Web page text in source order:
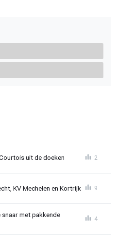
uit de doeken 2
KV Mechelen en Kortrijk 9
met pakkende
4